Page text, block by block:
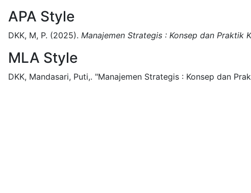
APA Style
DKK, M, P. (2025). Manajemen Strategis : Konsep dan Praktik
MLA Style
DKK, Mandasari, Puti,. "Manajemen Strategis : Konsep dan